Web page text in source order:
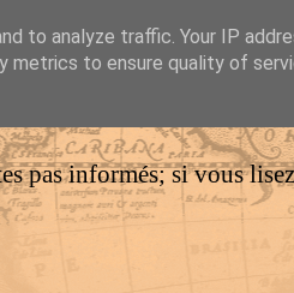
pas informés; si vous
to analyze traffic. Your IP
metrics to ensure quality of